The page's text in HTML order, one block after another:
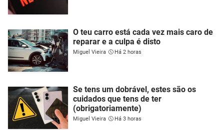
O teu carro está cada vez mais caro de
reparar e a culpa é disto
Miguel Vieira Há 2 horas
Se tens um dobrável, estes são os
cuidados que tens de ter
(obrigatoriamente)
Miguel Vieira Há 3 horas